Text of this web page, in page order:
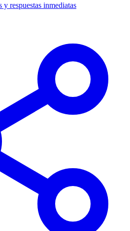
y respuestas inmediatas